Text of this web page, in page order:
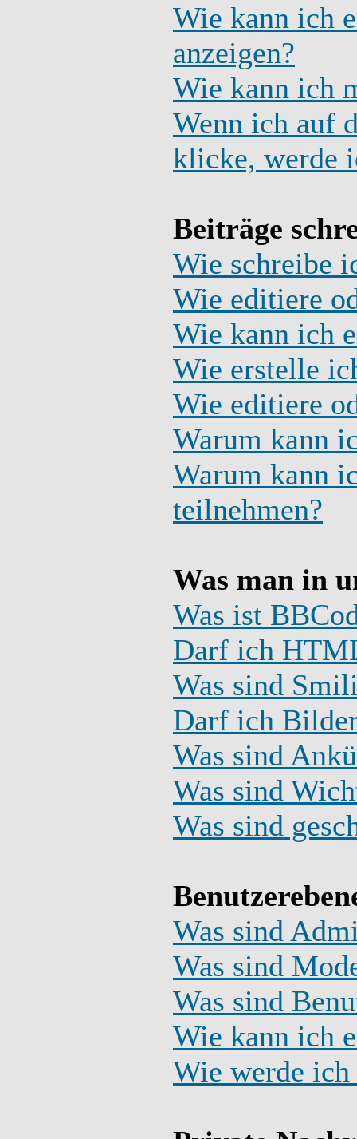
Wie kann ich
anzeigen?
Wie kann ich
Wenn ich auf
klicke, werde
Beiträge
Wie schreibe
Wie editiere
Wie kann ich
Wie erstelle
Wie editiere
Warum kann
Warum kann
teilnehmen?
Was man in
Was ist
Darf ich
Was sind
Darf ich
Was sind
Was sind
Was sind
Was sind
Was sind
Was sind
Wie kann ich
Wie werde